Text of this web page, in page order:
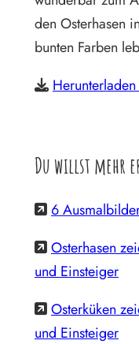
den Osterhasen
bunten Farben
Du willst mehr
6
Osterhasen
und Einsteiger
Osterküken
und Einsteiger